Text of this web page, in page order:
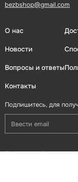
bezbshop@gmail.com
О нас
Новости
Вопросы и ответы
Контакты
Подпишитесь, для
Присоединяйтесь в